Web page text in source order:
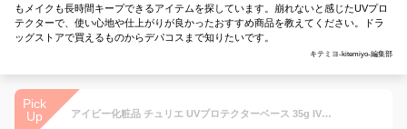
もメイクも長時間キープできるアイテムを探しています。崩れないと感じたUVプロ
テクターで、使い心地や仕上がりが良かったおすすめ商品を教えてください。ドラ
ッグストアで買えるものからデパコスまで知りたいです。
キテミヨ-kitemiyo-編集部
Pick
Up
アイビー化粧品 チュリエ UVプロテクターベース 35g IVY ivy 日焼け止め(日焼止め)・化粧下地 SPF22 PA++ 顔 焼けない メイク 白くならない 紫外線 肌荒れ 乾燥 乾燥肌 敏感肌 トーンアップ さらさら サラサラ べたつかない ベタつかない 低刺激